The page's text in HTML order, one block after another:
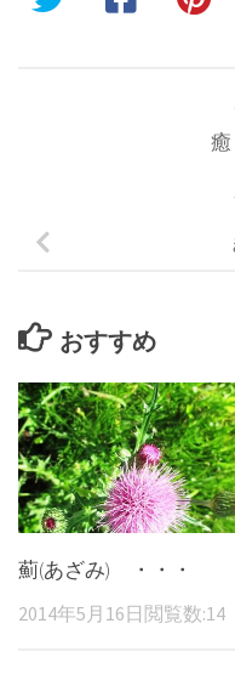
おすすめ
薊(あざみ) ・・・
2014年5月16日 閲覧数:14